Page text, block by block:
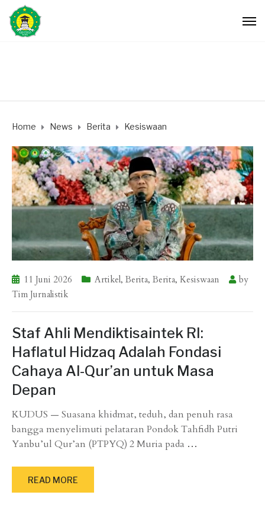
Home News Berita Kesiswaan
11 Juni 2026 Artikel, Berita, Berita, Kesiswaan
by
Tim Jurnalistik
Staf Ahli Mendiktisaintek RI:
Haflatul Hidzaq Adalah Fondasi
Cahaya Al-Qur’an untuk Masa
Depan
KUDUS — Suasana khidmat, teduh, dan penuh rasa
bangga menyelimuti pelataran Pondok Tahfidh Putri
Yanbu’ul Qur’an (PTPYQ) 2 Muria pada …
READ MORE